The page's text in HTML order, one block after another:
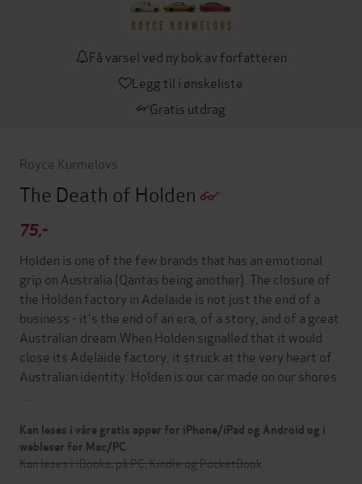
Få varsel ved ny bok av forfatteren
Legg til i ønskeliste
Gratis utdrag
Royce Kurmelovs
The Death of Holden
75,-
Holden is one of the few brands that has an emotional
grip on Australia (Qantas being another). The closure of
the Holden factory in Adelaide is not just the end of a
business - it's the end of an era, of a story, and of a great
Australian dream.When Holden signalled that it would
close its Adelaide factory, it struck at the very heart of
Australian identity. Holden is our car made on our shores.
Kan leses i våre gratis apper for iPhone/iPad og Android og i
webleser for Mac/PC
Kan leses i iBooks, på PC, Kindle og PocketBook